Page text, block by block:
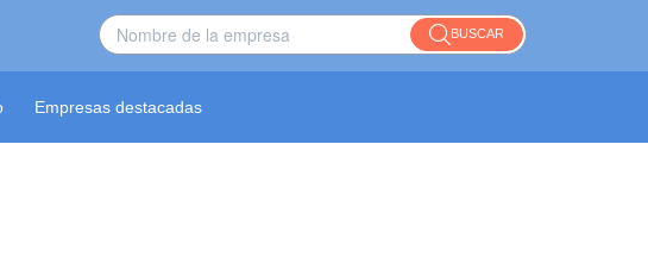
BUSCAR
Empresas destacadas